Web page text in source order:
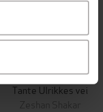
199,-
Tante Ulrikkes vei
Zeshan Shakar